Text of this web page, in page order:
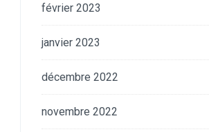
février 2023
janvier 2023
décembre 2022
novembre 2022